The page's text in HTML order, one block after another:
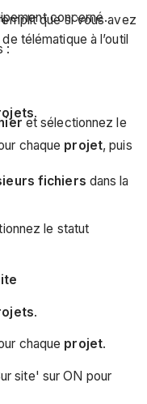
que si vous avez
télématique à l’outil
et sélectionnez le
fichiers dans la
concerné.
:
.
chaque projet, puis
le statut
.
chaque projet.
site' sur ON pour